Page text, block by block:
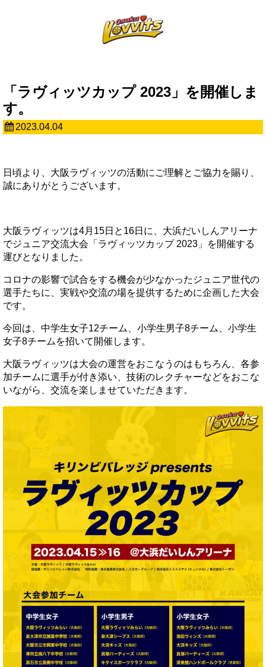
「ラヴィッツカップ 2023」を開催しま
す。
2023.04.04
日頃より、大阪ラヴィッツの活動にご理解とご協力を賜り、
誠にありがとうございます。
大阪ラヴィッツは4月15日と16日に、大浜だいしんアリーナ
でジュニア交流大会「ラヴィッツカップ 2023」を開催する
運びとなりました。
コロナの影響で試合をする機会が少なかったジュニア世代の
選手たちに、実戦や交流の場を提供するために企画した大会
です。
今回は、中学生女子12チーム、小学生男子8チーム、小学生
女子8チームを招いて開催します。
大阪ラヴィッツは大会の運営をおこなうのはもちろん、各参
加チームに選手が付き添い、技術のレクチャーなどをおこな
いながら、交流を楽しませていただきます。